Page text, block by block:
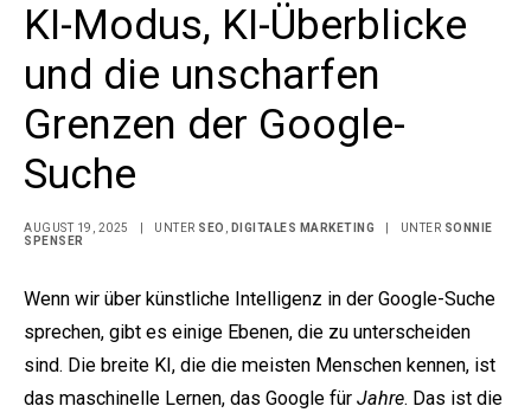
KI-Modus, KI-Überblicke
und die unscharfen
Grenzen der Google-
Suche
AUGUST 19, 2025 UNTER SEO DIGITALES MARKETING UNTER SONNIE
SPENSER
Wenn wir über künstliche Intelligenz in der Google-Suche
sprechen, gibt es einige Ebenen, die zu unterscheiden
sind. Die breite KI, die die meisten Menschen kennen, ist
das maschinelle Lernen, das Google für Jahre. Das ist die